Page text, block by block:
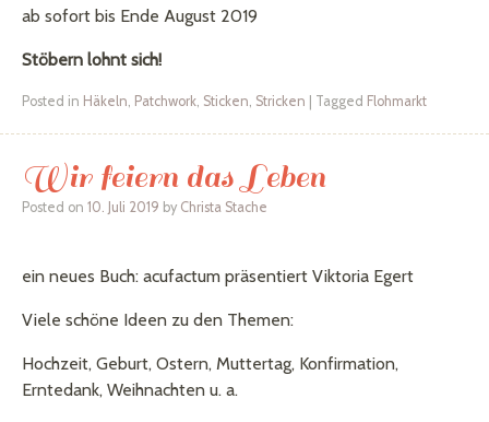
ab sofort bis Ende August 2019
Stöbern lohnt sich!
Posted in Häkeln, Patchwork, Sticken, Stricken Tagged Flohmarkt
Wir feiern das Leben
Posted on 10. Juli 2019 by Christa Stache
ein neues Buch: acufactum präsentiert Viktoria Egert
Viele schöne Ideen zu den Themen:
Hochzeit, Geburt, Ostern, Muttertag, Konfirmation,
Erntedank, Weihnachten u. a.